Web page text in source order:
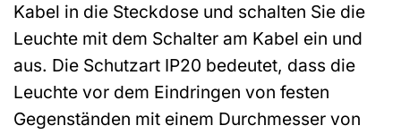
Kabel in die Steckdose und schalten Sie die
Leuchte mit dem Schalter am Kabel ein und
aus. Die Schutzart IP20 bedeutet, dass die
Leuchte vor dem Eindringen von festen
Gegenständen mit einem Durchmesser von